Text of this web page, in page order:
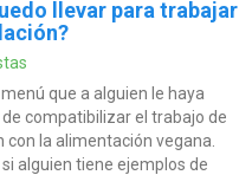
llevar para trabajar
que a alguien le haya
compatibilizar el trabajo de
con la alimentación vegana.
alguien tiene ejemplos de